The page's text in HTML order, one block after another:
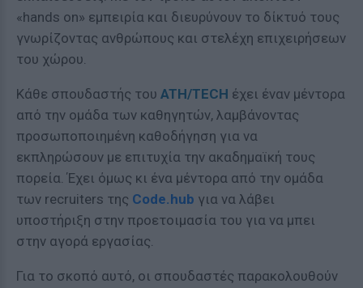
«hands on» εμπειρία και διευρύνουν το δίκτυό τους
γνωρίζοντας ανθρώπους και στελέχη επιχειρήσεων
του χώρου.
Κάθε σπουδαστής του ATH/TECH έχει έναν μέντορα
από την ομάδα των καθηγητών, λαμβάνοντας
προσωποποιημένη καθοδήγηση για να
εκπληρώσουν με επιτυχία την ακαδημαϊκή τους
πορεία. Έχει όμως κι ένα μέντορα από την ομάδα
των recruiters της Code.hub για να λάβει
υποστήριξη στην προετοιμασία του για να μπει
στην αγορά εργασίας.
Για το σκοπό αυτό, οι σπουδαστές παρακολουθούν